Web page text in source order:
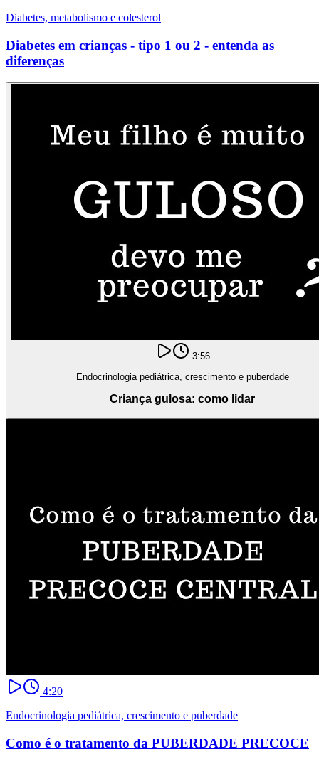
Diabetes, metabolismo e colesterol
Diabetes em crianças - tipo 1 ou 2 - entenda as
diferenças
3:56
Endocrinologia pediátrica, crescimento e puberdade
Criança gulosa: como lidar
4:20
Endocrinologia pediátrica, crescimento e puberdade
Como é o tratamento da PUBERDADE PRECOCE